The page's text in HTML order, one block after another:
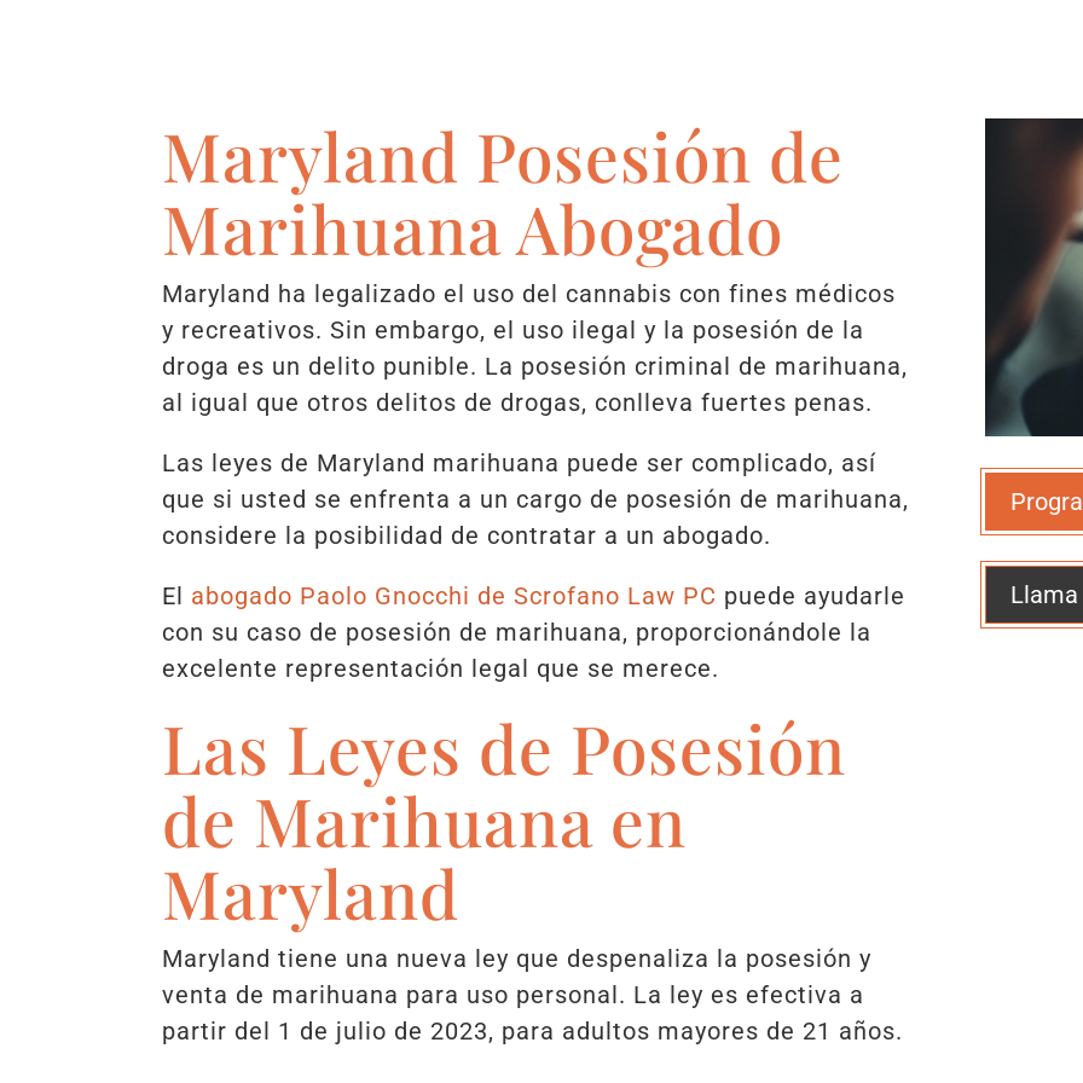
Maryland Posesión de
Marihuana Abogado
Maryland ha legalizado el uso del cannabis con fines médicos
y recreativos. Sin embargo, el uso ilegal y la posesión de la
droga es un delito punible. La posesión criminal de marihuana,
al igual que otros delitos de drogas, conlleva fuertes penas.
Las leyes de Maryland marihuana puede ser complicado, así
que si usted se enfrenta a un cargo de posesión de marihuana,
considere la posibilidad de contratar a un abogado.
El abogado Paolo Gnocchi de Scrofano Law PC puede ayudarle
con su caso de posesión de marihuana, proporcionándole la
excelente representación legal que se merece.
Las Leyes de Posesión
de Marihuana en
Maryland
Maryland tiene una nueva ley que despenaliza la posesión y
venta de marihuana para uso personal. La ley es efectiva a
partir del 1 de julio de 2023, para adultos mayores de 21 años.
Llama